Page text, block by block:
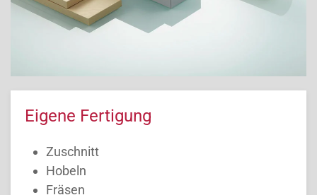
Eigene Fertigung
Zuschnitt
Hobeln
Fräsen